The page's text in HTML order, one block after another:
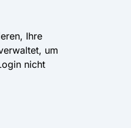
Ihre
um
nicht